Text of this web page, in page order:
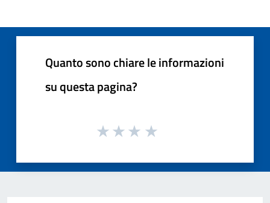
Quanto sono chiare le informazioni
su questa pagina?